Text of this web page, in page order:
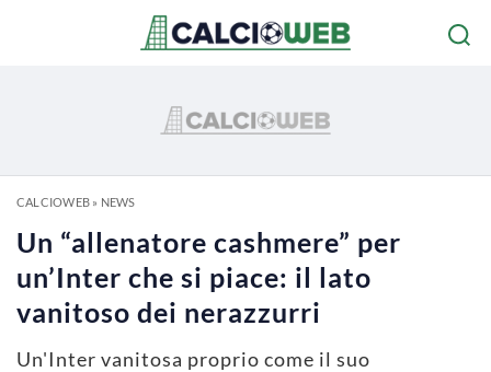
CALCIOWEB» NEWS
Un “allenatore cashmere” per
un’Inter che si piace: il lato
vanitoso dei nerazzurri
Un'Inter vanitosa proprio come il suo